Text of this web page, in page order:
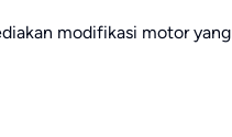
modifikasi motor yang